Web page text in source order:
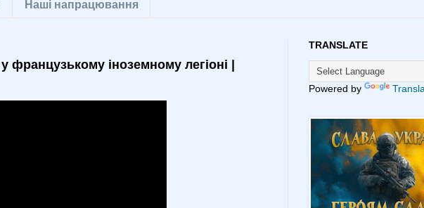
Наші напрацювання
французькому іноземному легіоні |
TRANSLATE
Powered by